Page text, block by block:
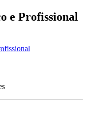
e Profissional